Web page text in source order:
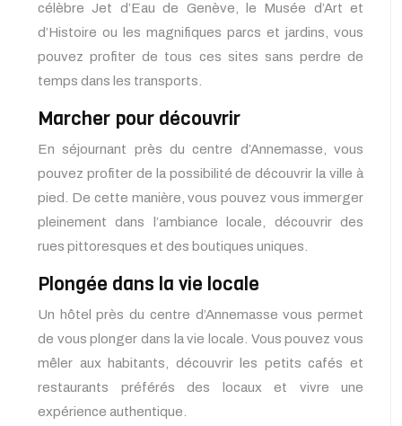
célèbre Jet d’Eau de Genève, le Musée d’Art et
d’Histoire ou les magnifiques parcs et jardins, vous
pouvez profiter de tous ces sites sans perdre de
temps dans les transports.
Marcher pour découvrir
En séjournant près du centre d’Annemasse, vous
pouvez profiter de la possibilité de découvrir la ville à
pied. De cette manière, vous pouvez vous immerger
pleinement dans l’ambiance locale, découvrir des
rues pittoresques et des boutiques uniques.
Plongée dans la vie locale
Un hôtel près du centre d’Annemasse vous permet
de vous plonger dans la vie locale. Vous pouvez vous
mêler aux habitants, découvrir les petits cafés et
restaurants préférés des locaux et vivre une
expérience authentique.